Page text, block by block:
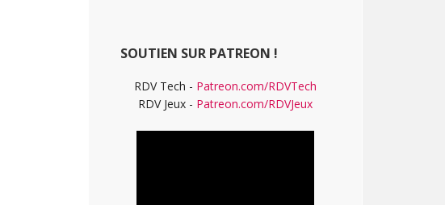
SOUTIEN SUR PATREON !
RDV Tech - Patreon.com/RDVTech
RDV Jeux - Patreon.com/RDVJeux